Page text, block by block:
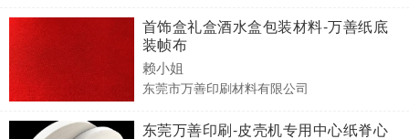
首饰盒礼盒酒水盒包装材料-万善纸底
装帧布
赖小姐
东莞市万善印刷材料有限公司
东莞万善印刷-皮壳机专用中心纸脊心